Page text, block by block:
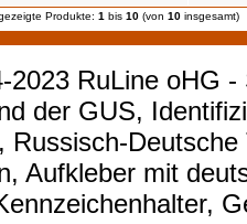
Produkte: 1 bis 10 (von 10 insgesamt)
RuLine oHG
der GUS,
Russisch-
Aufkleber mit